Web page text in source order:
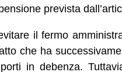
prevista
il fermo
che ha
in debenza.